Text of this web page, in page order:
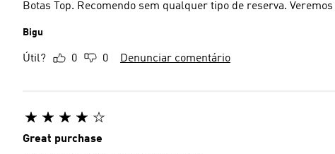
Botas Top. Recomendo sem qualquer tipo de reserva.
Bigu
Útil? 0 0 Denunciar comentário
Great purchase